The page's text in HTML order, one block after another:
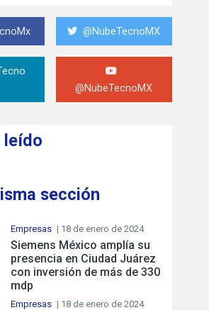
@NubeTecnoMX
@NubeTecnoMX
leído
sección
Empresas | 18 de enero de 2024
Siemens México amplía su
presencia en Ciudad Juárez
con inversión de más de 330
mdp
Empresas | 18 de enero de 2024